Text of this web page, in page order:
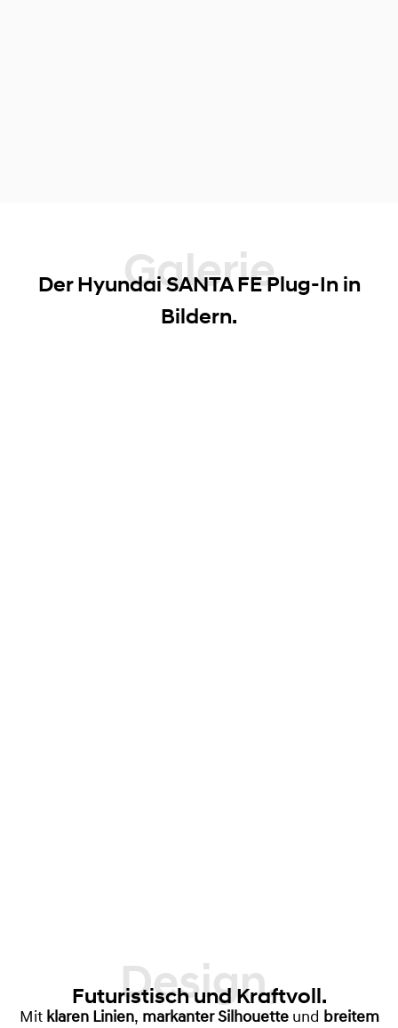
Galerie
Der Hyundai SANTA FE Plug-In in
Bildern.
Design,
Futuristisch und Kraftvoll.
Mit klaren Linien, markanter Silhouetteund breitem